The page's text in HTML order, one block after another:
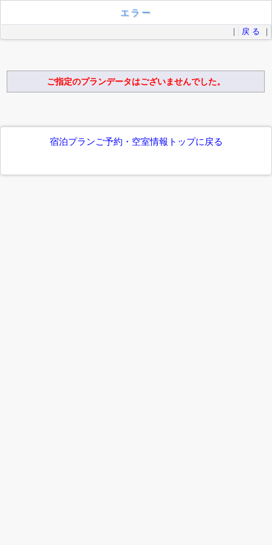
エラー
｜ 戻 る ｜
ご指定のプランデータはございませんでした。
宿泊プランご予約・空室情報トップに戻る